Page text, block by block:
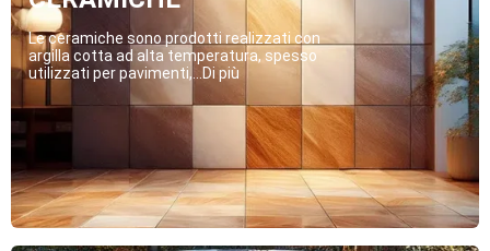
Le ceramiche sono prodotti realizzati con
argilla cotta ad alta temperatura, spesso
utilizzati per pavimenti,...Di più